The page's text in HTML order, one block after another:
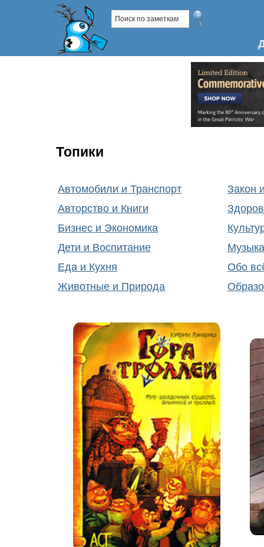
Топики
Автомобили и Транспорт
Авторство и Книги
Бизнес и Экономика
Дети и Воспитание
Еда и Кухня
Животные и Природа
Закон
Музыка
Обо